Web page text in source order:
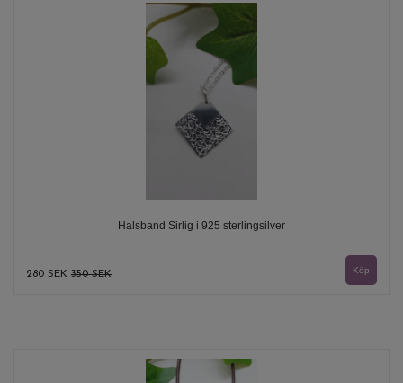
Halsband Sirlig i 925 sterlingsilver
280 SEK 350 SEK